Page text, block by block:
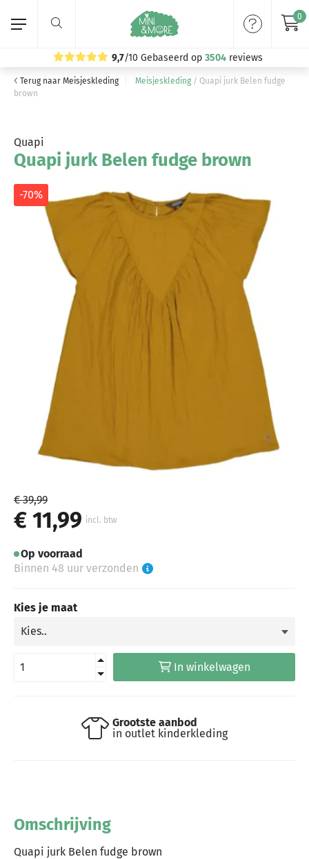
9,7/10 Gebaseerd op 3504 reviews
0
Jongenskleding
Merken
Terug naar Meisjeskleding Meisjeskleding / Quapi jurk Belen fudge
brown
Quapi
Quapi jurk Belen fudge brown
-70%
€ 39,99
€ 11,99 incl. btw
Op voorraad
Binnen 48 uur verzonden
Kies je maat
In winkelwagen
Grootste aanbod
in outlet kinderkleding
Omschrijving
Quapi jurk Belen fudge brown